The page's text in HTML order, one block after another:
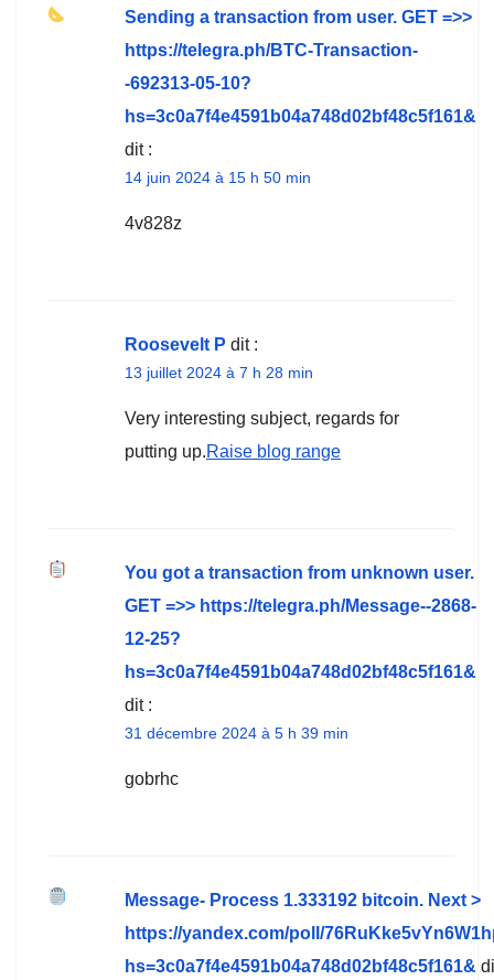
Sending a transaction from user. GЕТ =>>
https://telegra.ph/BTC-Transaction-
-692313-05-10?
hs=3c0a7f4e4591b04a748d02bf48c5f161&
dit :
14 juin 2024 à 15 h 50 min
4v828z
Roosevelt P dit :
13 juillet 2024 à 7 h 28 min
Very interesting subject, regards for
putting up.Raise blog range
You got a transaction from unknown user.
GET =>> https://telegra.ph/Message--2868-
12-25?
hs=3c0a7f4e4591b04a748d02bf48c5f161&
dit :
31 décembre 2024 à 5 h 39 min
gobrhc
Message- Process 1.333192 bitcoin. Next >
https://yandex.com/poll/
hs=3c0a7f4e4591b04a748d02bf48c5f161&